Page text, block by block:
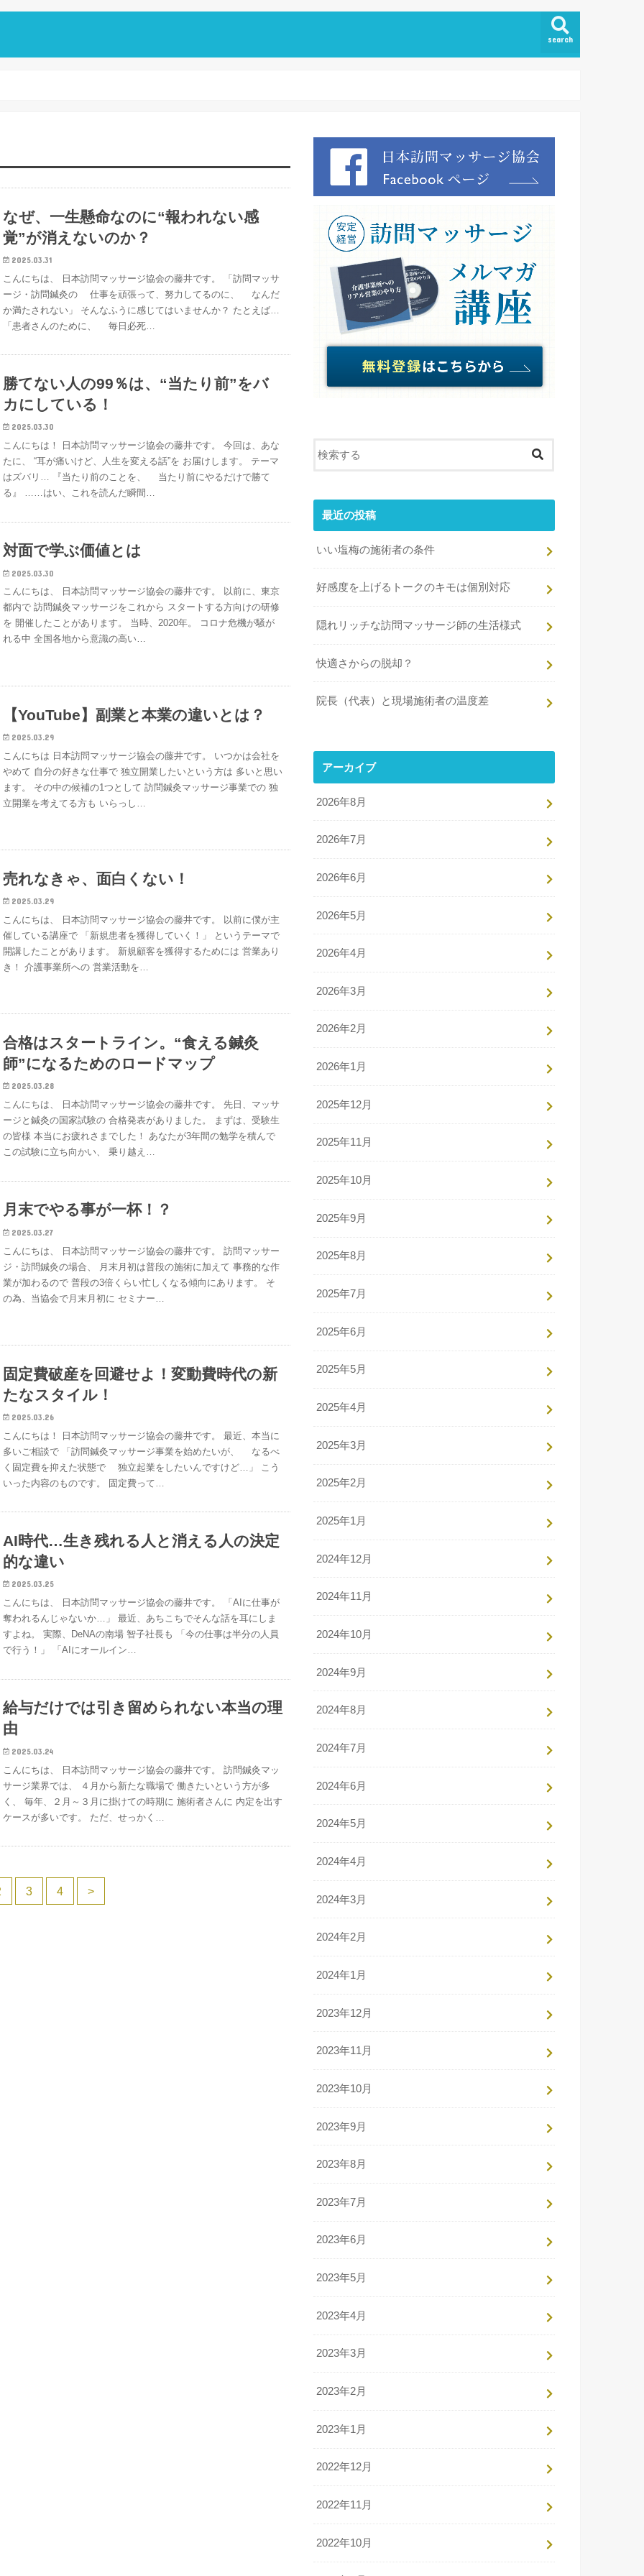
search
なぜ、一生懸命なのに“報われない感
覚”が消えないのか？
2025.03.31
こんにちは、 日本訪問マッサージ協会の藤井です。 「訪問マッサ
ージ・訪問鍼灸の 仕事を頑張って、努力してるのに、 なんだ
か満たされない」 そんなふうに感じてはいませんか？ たとえば…
「患者さんのために、 毎日必死…
勝てない人の99％は、“当たり前”をバ
カにしている！
2025.03.30
こんにちは！ 日本訪問マッサージ協会の藤井です。 今回は、あな
たに、 “耳が痛いけど、人生を変える話”を お届けします。 テーマ
はズバリ… 『当たり前のことを、 当たり前にやるだけで勝て
る』 ……はい、これを読んだ瞬間…
対面で学ぶ価値とは
2025.03.30
こんにちは、 日本訪問マッサージ協会の藤井です。 以前に、東京
都内で 訪問鍼灸マッサージをこれから スタートする方向けの研修
を 開催したことがあります。 当時、2020年。 コロナ危機が騒が
れる中 全国各地から意識の高い…
【YouTube】副業と本業の違いとは？
2025.03.29
こんにちは 日本訪問マッサージ協会の藤井です。 いつかは会社を
やめて 自分の好きな仕事で 独立開業したいという方は 多いと思い
ます。 その中の候補の1つとして 訪問鍼灸マッサージ事業での 独
立開業を考えてる方も いらっし…
売れなきゃ、面白くない！
2025.03.29
こんにちは、 日本訪問マッサージ協会の藤井です。 以前に僕が主
催している講座で 「新規患者を獲得していく！」 というテーマで
開講したことがあります。 新規顧客を獲得するためには 営業あり
き！ 介護事業所への 営業活動を…
合格はスタートライン。“食える鍼灸
師”になるためのロードマップ
2025.03.28
こんにちは、 日本訪問マッサージ協会の藤井です。 先日、マッサ
ージと鍼灸の国家試験の 合格発表がありました。 まずは、受験生
の皆様 本当にお疲れさまでした！ あなたが3年間の勉学を積んで
この試験に立ち向かい、 乗り越え…
月末でやる事が一杯！？
2025.03.27
こんにちは、 日本訪問マッサージ協会の藤井です。 訪問マッサー
ジ・訪問鍼灸の場合、 月末月初は普段の施術に加えて 事務的な作
業が加わるので 普段の3倍くらい忙しくなる傾向にあります。 そ
の為、当協会で月末月初に セミナー…
固定費破産を回避せよ！変動費時代の新
たなスタイル！
2025.03.26
こんにちは！ 日本訪問マッサージ協会の藤井です。 最近、本当に
多いご相談で 「訪問鍼灸マッサージ事業を始めたいが、 なるべ
く固定費を抑えた状態で 独立起業をしたいんですけど…」 こう
いった内容のものです。 固定費って…
AI時代…生き残れる人と消える人の決定
的な違い
2025.03.25
こんにちは、 日本訪問マッサージ協会の藤井です。 「AIに仕事が
奪われるんじゃないか…」 最近、あちこちでそんな話を耳にしま
すよね。 実際、DeNAの南場 智子社長も 「今の仕事は半分の人員
で行う！」 「AIにオールイン…
給与だけでは引き留められない本当の理
由
2025.03.24
こんにちは、 日本訪問マッサージ協会の藤井です。 訪問鍼灸マッ
サージ業界では、 ４月から新たな職場で 働きたいという方が多
く、 毎年、２月～３月に掛けての時期に 施術者さんに 内定を出す
ケースが多いです。 ただ、せっかく…
3 4 >
最近の投稿
いい塩梅の施術者の条件
好感度を上げるトークのキモは個別対応
隠れリッチな訪問マッサージ師の生活様式
快適さからの脱却？
院長（代表）と現場施術者の温度差
アーカイブ
2026年8月
2026年7月
2026年6月
2026年5月
2026年4月
2026年3月
2026年2月
2026年1月
2025年12月
2025年11月
2025年10月
2025年9月
2025年8月
2025年7月
2025年6月
2025年5月
2025年4月
2025年3月
2025年2月
2025年1月
2024年12月
2024年11月
2024年10月
2024年9月
2024年8月
2024年7月
2024年6月
2024年5月
2024年4月
2024年3月
2024年2月
2024年1月
2023年12月
2023年11月
2023年10月
2023年9月
2023年8月
2023年7月
2023年6月
2023年5月
2023年4月
2023年3月
2023年2月
2023年1月
2022年12月
2022年11月
2022年10月